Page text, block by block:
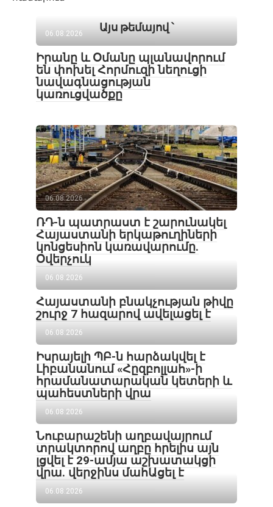
Այս թեմայով ՝
06.08.2026
Իրանը և Օմանը պլանավորում
են փոխել Հորմուզի նեղուցի
նավագնացության
կառուցվածքը
06.08.2026
ՌԴ-ն պատրաստ է շարունակել
Հայաստանի երկաթուղիների
կոնցեսիոն կառավարումը.
Օվերչուկ
06.08.2026
Հայաստանի բնակչության թիվը
շուրջ 7 հազարով ավելացել է
06.08.2026
Իսրայելի ՊԲ-ն հարձակվել է
Լիբանանում «Հըզբոլլահ»-ի
հրամանատարական կետերի և
պահեստների վրա
06.08.2026
Նուբարաշենի աղբավայրում
տրակտորով աղբը հրելիս այն
լցվել է 29-ամյա աշխատակցի
վրա. վերջինս մահԱցել է
06.08.2026